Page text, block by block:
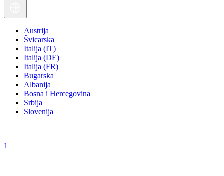
Austrija
Švicarska
Italija (IT)
Italija (DE)
Italija (FR)
Bugarska
Albanija
Bosna i Hercegovina
Srbija
Slovenija
1